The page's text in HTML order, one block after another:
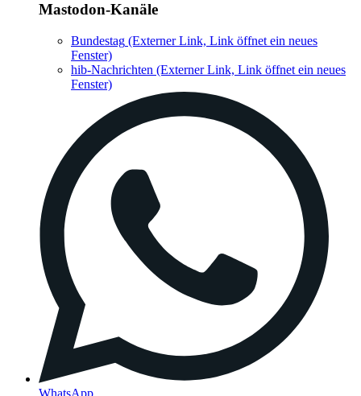
Mastodon-Kanäle
Bundestag (Externer Link, Link öffnet ein neues
Fenster)
hib-Nachrichten (Externer Link, Link öffnet ein neues
Fenster)
WhatsApp